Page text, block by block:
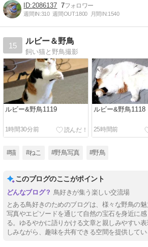
2086137 7
週間IN:310 週間OUT:1800 月間IN:1540
15
ルビー＆野鳥
飼い猫と野鳥撮影
ルビー&野鳥1119
1時間30分前
ルビー&野鳥1118
25時間前
#猫 #ねこ #野鳥写真 #野鳥
このブログのここがポイント
鳥好きが集う楽しい交流場
とある鳥好きのためのブログは、様々な野鳥の魅
写真やエピソードを通じて自然の宝石を身近に
る。ゆるやかに語りかける文章と親しみやすい
しみながら、趣味を共有できる空間を提供してい